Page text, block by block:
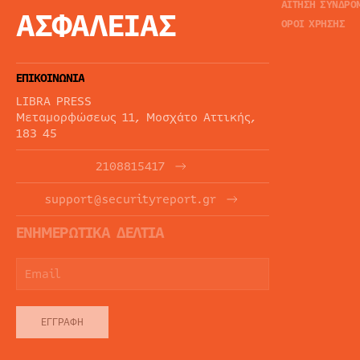
ΑΣΦΑΛΕΙΑΣ
ΕΠΙΚΟΙΝΩΝΙΑ
LIBRA PRESS
Μεταμορφώσεως 11, Μοσχάτο Αττικής,
183 45
2108815417
support@securityreport.gr
ΕΝΗΜΕΡΩΤΙΚΑ ΔΕΛΤΙΑ
ΕΓΓΡΑΦΉ
ΑΙΤΗΣΗ
ΟΡΟΙ ΧΡΗΣΗΣ